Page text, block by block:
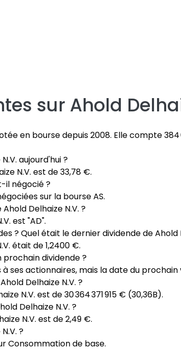
sur Ahold
en bourse depuis 2008. Elle compte
aujourd'hui ?
N.V. est de 33,78 €.
il négocié ?
sur la bourse AS.
Delhaize N.V. ?
est "AD".
? Quel était le dernier dividende de Ahold
était de 1,2400 €.
prochain dividende ?
à ses actionnaires, mais la date du
Delhaize N.V. ?
N.V. est de 30 364 371 915 € (30,36B).
Delhaize N.V. ?
N.V. est de 2,49 €.
?
Consommation de base.